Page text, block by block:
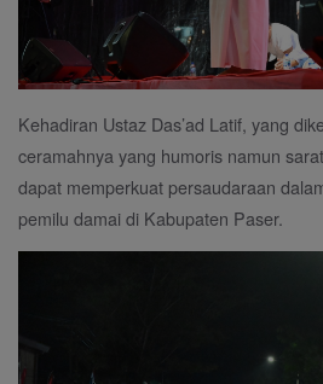
Kehadiran Ustaz Das’ad Latif, yang
ceramahnya yang humoris namun
dapat memperkuat persaudaraan
pemilu damai di Kabupaten Paser.